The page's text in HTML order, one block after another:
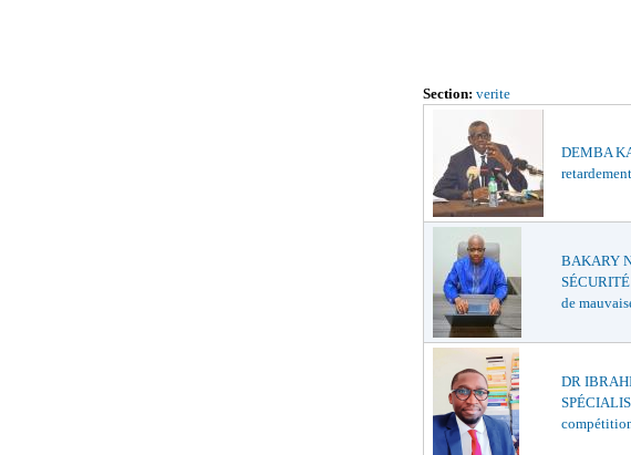
Section: verite
DEMBA
BAKARY
de
DR